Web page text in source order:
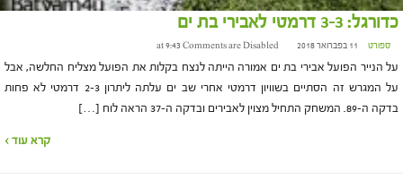
כדורגל: 3-3 דרמטי לאבירי בת ים
ספורט 11 בפברואר 2018 at 9:43 Comments are Disabled
על הנייר הפועל אבירי בת ים אמורה הייתה לנצח בקלות את הפועל מצליח החלשה, אבל
על המגרש זה הסתיים בשוויון דרמטי אחרי שב ים עלתה ליתרון 2-3 דרמטי לא פחות
בדקה ה-89. המשחק התחיל מצוין לאבירים ובדקה ה-37 הראה לוח […]
קרא עוד ›